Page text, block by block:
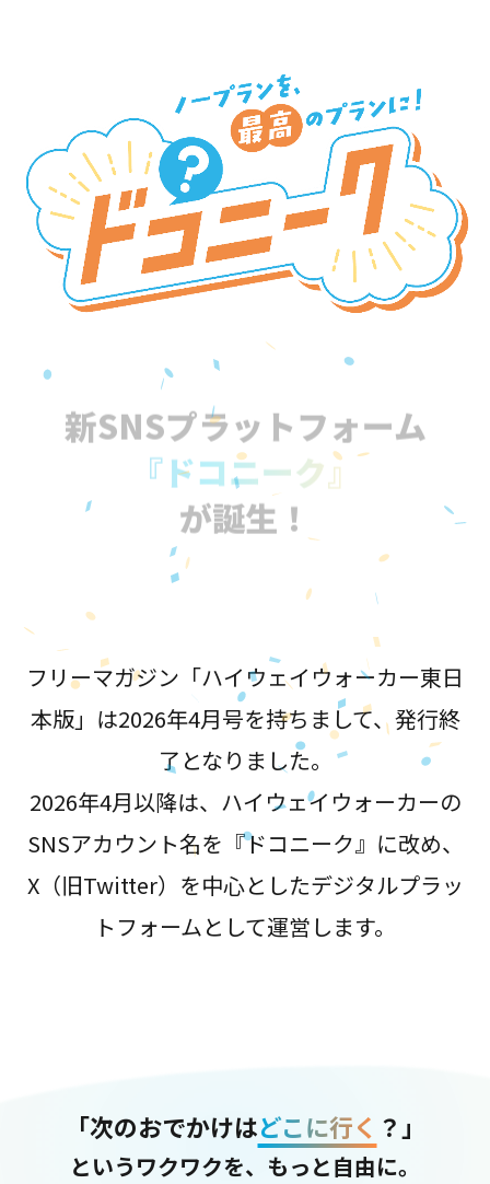
新SNSプラットフォーム
『ドコニーク』
が誕生！
フリーマガジン「ハイウェイウォーカー東日
本版」は2026年4月号を持ちまして、発行終
了となりました。
2026年4月以降は、ハイウェイウォーカーの
SNSアカウント名を『ドコニーク』に改め、
X（旧Twitter）を中心としたデジタルプラッ
トフォームとして運営します。
「次のおでかけはどこに行く ？」
というワクワクを、もっと自由に。